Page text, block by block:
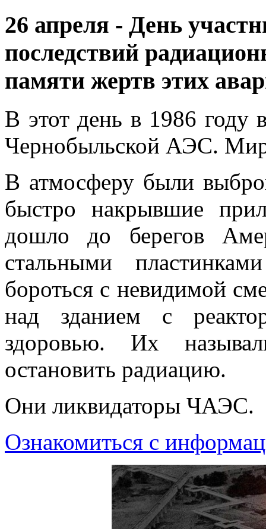
26 апреля - День
последствий
памяти жертв этих
В этот день в 1986 году
Чернобыльской АЭС.
В атмосферу были
быстро накрывшие
дошло до берегов
стальными
бороться с невидимой
над зданием с
здоровью. Их
остановить радиацию.
Они ликвидаторы ЧАЭС.
Ознакомиться с